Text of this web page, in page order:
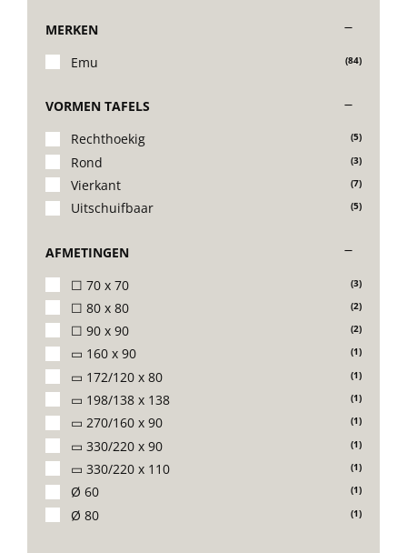
MERKEN
Emu
(84)
VORMEN TAFELS
Rechthoekig
(5)
Rond (3)
Vierkant (7)
Uitschuifbaar (5)
AFMETINGEN
☐ 70 x 70
(3)
☐ 80 x 80 (2)
☐ 90 x 90 (2)
▭ 160 x 90 (1)
▭ 172/120 x 80 (1)
▭ 198/138 x 138 (1)
▭ 270/160 x 90 (1)
▭ 330/220 x 90 (1)
▭ 330/220 x 110 (1)
Ø 60 (1)
Ø 80 (1)